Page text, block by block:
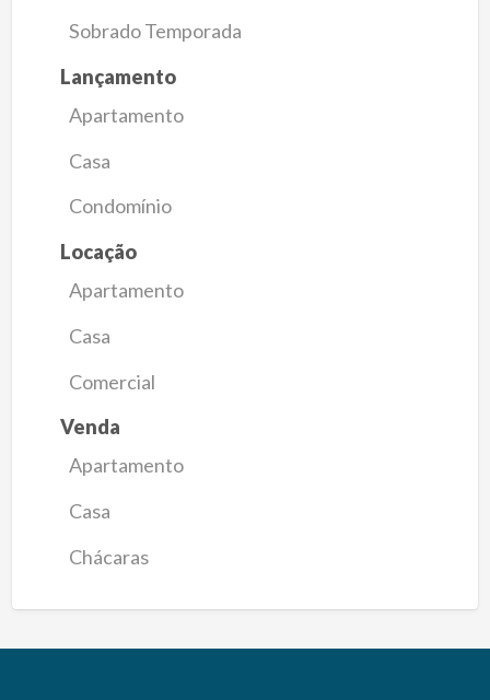
Sobrado Temporada
Lançamento
Apartamento
Casa
Condomínio
Locação
Apartamento
Casa
Comercial
Venda
Apartamento
Casa
Chácaras